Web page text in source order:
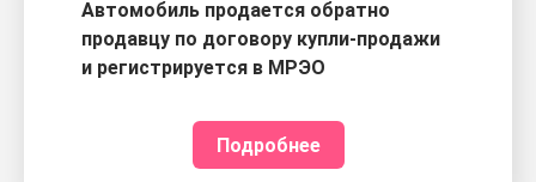
Автомобиль продается обратно
продавцу по договору купли-продажи
и регистрируется в МРЭО
Подробнее